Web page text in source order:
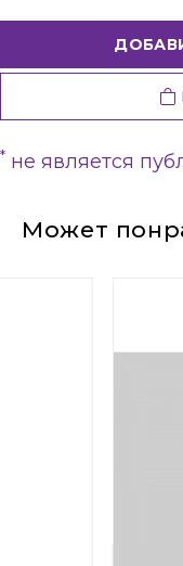
* не является
Может